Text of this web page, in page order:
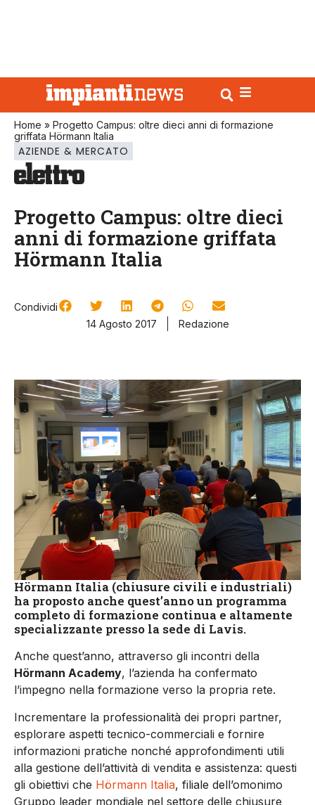
Home » Progetto Campus: oltre dieci anni di formazione
griffata Hörmann Italia
AZIENDE & MERCATO
Progetto Campus: oltre dieci
anni di formazione griffata
Hörmann Italia
Condividi
14 Agosto 2017
Redazione
Hörmann Italia (chiusure civili e industriali)
ha proposto anche quest’anno un programma
completo di formazione continua e altamente
specializzante presso la sede di Lavis.
Anche quest’anno, attraverso gli incontri della
Hörmann Academy, l’azienda ha confermato
l’impegno nella formazione verso la propria rete.
Incrementare la professionalità dei propri partner,
esplorare aspetti tecnico-commerciali e fornire
informazioni pratiche nonché approfondimenti utili
alla gestione dell’attività di vendita e assistenza: questi
gli obiettivi che Hörmann Italia, filiale dell’omonimo
Gruppo leader mondiale nel settore delle chiusure